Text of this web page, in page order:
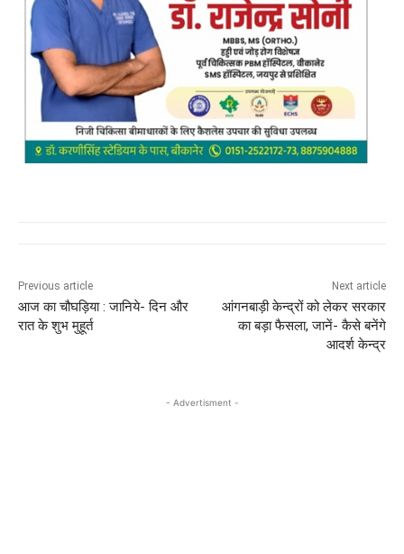
Previous article
आज का चौघड़िया : जानिये- दिन और
रात के शुभ मुहूर्त
Next article
आंगनबाड़ी केन्द्रों को लेकर सरकार
का बड़ा फैसला, जानें- कैसे बनेंगे
आदर्श केन्‍द्र
- Advertisment -